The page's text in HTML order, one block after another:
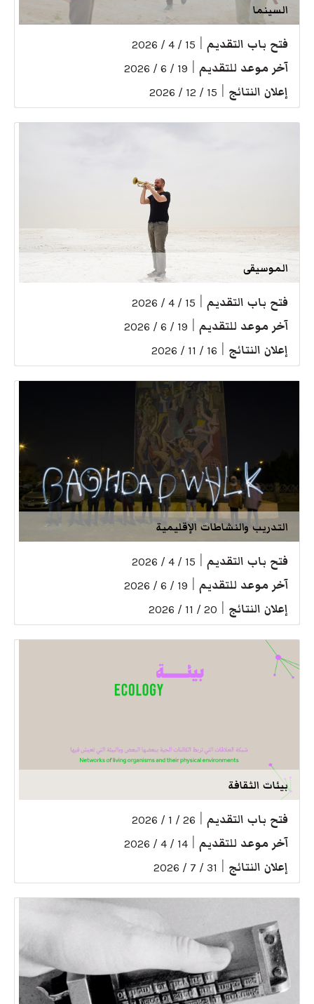
السينما
فتح باب التقديم 15 / 4 / 2026
آخر موعد للتقديم 19 / 6 / 2026
إعلان النتائج 15 / 12 / 2026
الموسيقى
فتح باب التقديم 15 / 4 / 2026
آخر موعد للتقديم 19 / 6 / 2026
إعلان النتائج 16 / 11 / 2026
التدريب والنشاطات الإقليمية
فتح باب التقديم 15 / 4 / 2026
آخر موعد للتقديم 19 / 6 / 2026
إعلان النتائج 20 / 11 / 2026
بيئات الثقافة
فتح باب التقديم 26 / 1 / 2026
آخر موعد للتقديم 14 / 4 / 2026
إعلان النتائج 31 / 7 / 2026